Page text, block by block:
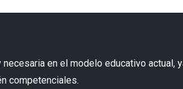
en el modelo educativo
competenciales.